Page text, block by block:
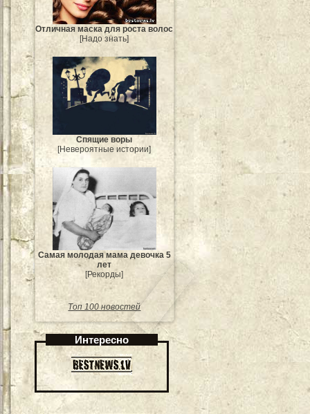
Отличная маска для роста волос
[Надо знать]
Спящие воры
[Невероятные истории]
Самая молодая мама девочка 5
лет
[Рекорды]
Топ 100 новостей
Интересно